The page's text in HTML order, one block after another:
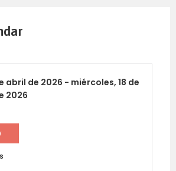
abril de 2026 - miércoles, 18 de
2026